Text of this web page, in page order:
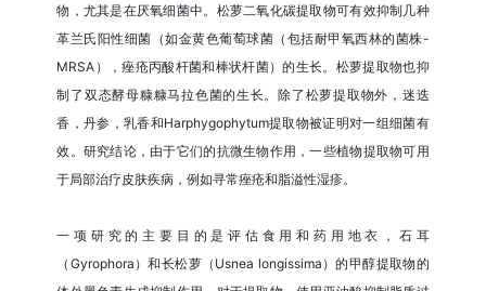
物，尤其是在厌氧细菌中。松萝二氧化碳提取物可有效抑制几种
革兰氏阳性细菌（如金黄色葡萄球菌（包括耐甲氧西林的菌株-
MRSA），痤疮丙酸杆菌和棒状杆菌）的生长。松萝提取物也抑
制了双态酵母糠糠马拉色菌的生长。除了松萝提取物外，迷迭
香，丹参，乳香和Harphygophytum提取物被证明对一组细菌有
效。研究结论，由于它们的抗微生物作用，一些植物提取物可用
于局部治疗皮肤疾病，例如寻常痤疮和脂溢性湿疹。
一项研究的主要目的是评估食用和药用地衣，石耳
（Gyrophora）和长松萝（Usnea longissima）的甲醇提取物的